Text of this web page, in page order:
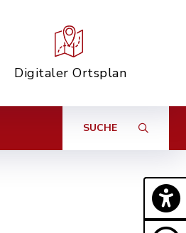
Digitaler Ortsplan
SUCHE